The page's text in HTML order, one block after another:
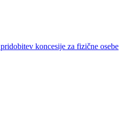
koncesije za fizične osebe